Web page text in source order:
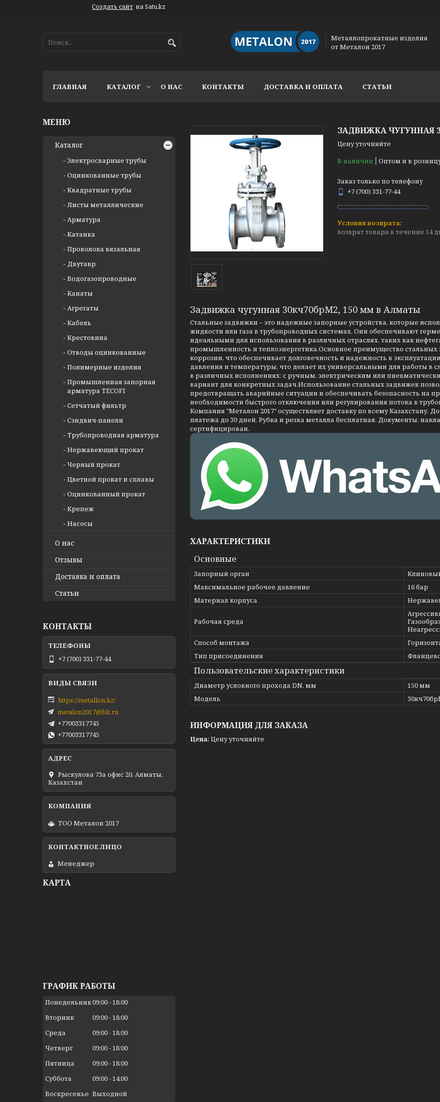
Создать сайт на Satu.kz
Металлопрокатные изделия
от Металон 2017
ГЛАВНАЯ КАТАЛОГ О НАС КОНТАКТЫ ДОСТАВКА И ОПЛАТА СТАТЬИ
ЗАДВИЖКА ЧУГУННАЯ
Цену уточняйте
В наличии
Оптом и в
Заказ только по телефону
+7 (700) 331-77-44
возврат товара в течение 14
Задвижка чугунная 30кч70брМ2, 150 мм в Алматы
Стальные задвижки – это надежные запорные устройства, которые
жидкости или газа в трубопроводных системах. Они обеспечивают
идеальными для использования в различных отраслях, таких как
промышленность и теплоэнергетика.Основное преимущество стальных
коррозии, что обеспечивает долговечность и надежность в
давления и температуры, что делает их универсальными для работы в
в различных исполнениях: с ручным, электрическим или
вариант для конкретных задач.Использование стальных задвижек
предотвращать аварийные ситуации и обеспечивать безопасность
необходимости быстрого отключения или регулирования потока в
Компания "Металон 2017" осуществляет доставку по всему Казахстану.
платежа до 30 дней. Рубка и резка металла бесплатная. Документы,
сертифицирован.
ХАРАКТЕРИСТИКИ
Основные
Запорный орган
Максимальное рабочее давление
16 бар
Материал корпуса
Рабочая среда
Способ монтажа
Тип присоединения
Пользовательские характеристики
Диаметр условного прохода DN, мм
150 мм
Модель
ИНФОРМАЦИЯ ДЛЯ ЗАКАЗА
Цена: Цену уточняйте
Каталог
Электросварные трубы
Оцинкованные трубы
Квадратные трубы
Листы металлические
Арматура
Катанка
Проволока вязальная
Двутавр
Водогазопроводные
Канаты
Агрегаты
Кабель
Крестовина
Отводы оцинкованные
Полимерные изделия
Промышленная запорная
арматура TECOFI
Сетчатый фильтр
Сэндвич-панели
Трубопроводная арматура
Нержавеющий прокат
Черный прокат
Цветной прокат и сплавы
Оцинкованный прокат
Крепеж
Насосы
О нас
Отзывы
Доставка и оплата
Статьи
КОНТАКТЫ
+7 (700) 331-77-44
https://metallon.kz/
metalon2017@bk.ru
+77003317745
+77003317745
Рыскулова 73а офис 20, Алматы,
Казахстан
ТОО Металон 2017
Менеджер
КАРТА
ГРАФИК РАБОТЫ
Понедельник09:00 18:00
Вторник
09:00 18:00
Среда
09:00 18:00
Четверг
09:00 18:00
Пятница
09:00 18:00
Суббота
09:00 14:00
Воскресенье Выходной